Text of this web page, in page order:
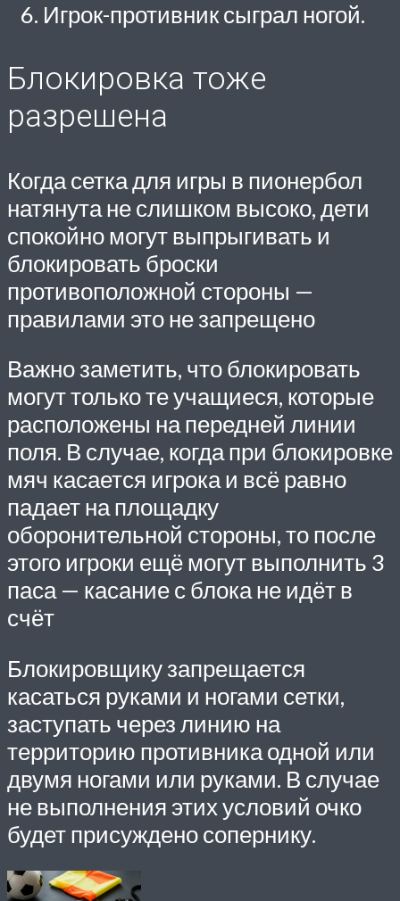
Игрок-противник сыграл ногой.
Блокировка тоже
разрешена
Когда сетка для игры в пионербол
натянута не слишком высоко, дети
спокойно могут выпрыгивать и
блокировать броски
противоположной стороны —
правилами это не запрещено
Важно заметить, что блокировать
могут только те учащиеся, которые
расположены на передней линии
поля. В случае, когда при блокировке
мяч касается игрока и всё равно
падает на площадку
оборонительной стороны, то после
этого игроки ещё могут выполнить 3
паса — касание с блока не идёт в
счёт
Блокировщику запрещается
касаться руками и ногами сетки,
заступать через линию на
территорию противника одной или
двумя ногами или руками. В случае
не выполнения этих условий очко
будет присуждено сопернику.